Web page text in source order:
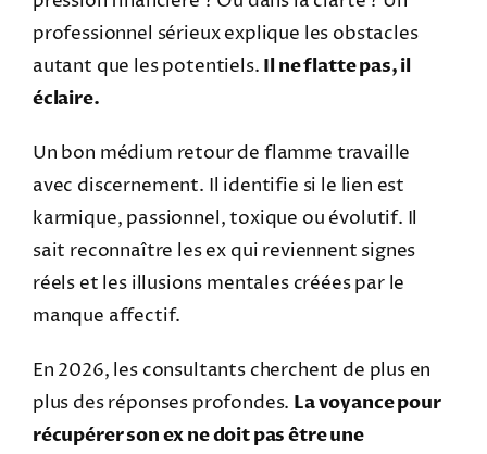
professionnel sérieux explique les obstacles
autant que les potentiels. Il ne flatte pas, il
éclaire.
Un bon médium retour de flamme travaille
avec discernement. Il identifie si le lien est
karmique, passionnel, toxique ou évolutif. Il
sait reconnaître les ex qui reviennent signes
réels et les illusions mentales créées par le
manque affectif.
En 2026, les consultants cherchent de plus en
plus des réponses profondes. La voyance pour
récupérer son ex ne doit pas être une